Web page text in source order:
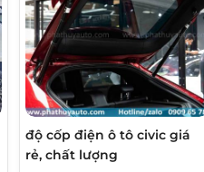
độ cốp điện ô tô civic giá
rẻ, chất lượng